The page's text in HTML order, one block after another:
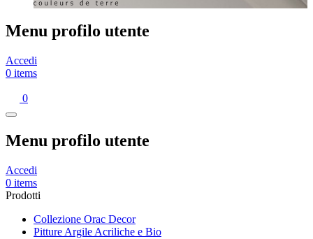
Menu profilo utente
Accedi
0 items
0
Menu profilo utente
Accedi
0 items
Prodotti
Collezione Orac Decor
Pitture Argile Acriliche e Bio